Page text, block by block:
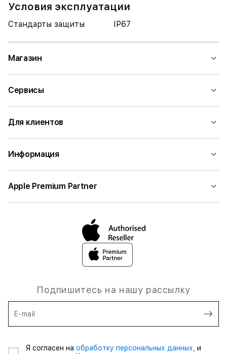
Условия эксплуатации
Стандарты защиты IP67
Магазин
Сервисы
Для клиентов
Информация
Apple Premium Partner
Подпишитесь на нашу рассылку
E-mail
Я согласен на обработку персональных данных, и